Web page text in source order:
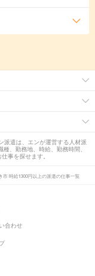
派遣は、エンが運営する人材派
、勤務地、時給、勤務時間、
事を探せます。
市 時給1300円以上の派遣の仕事一覧
合わせ